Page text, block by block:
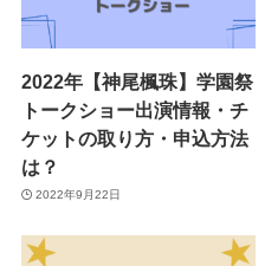
2022年【神尾楓珠】学園祭
トークショー出演情報・チ
ケットの取り方・申込方法
は？
2022年9月22日